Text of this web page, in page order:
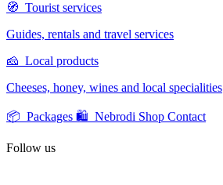
🧭 Tourist services
Guides, rentals and travel services
🧀 Local products
Cheeses, honey, wines and local specialities
📦 Packages 🛍️ Nebrodi Shop Contact
Follow us